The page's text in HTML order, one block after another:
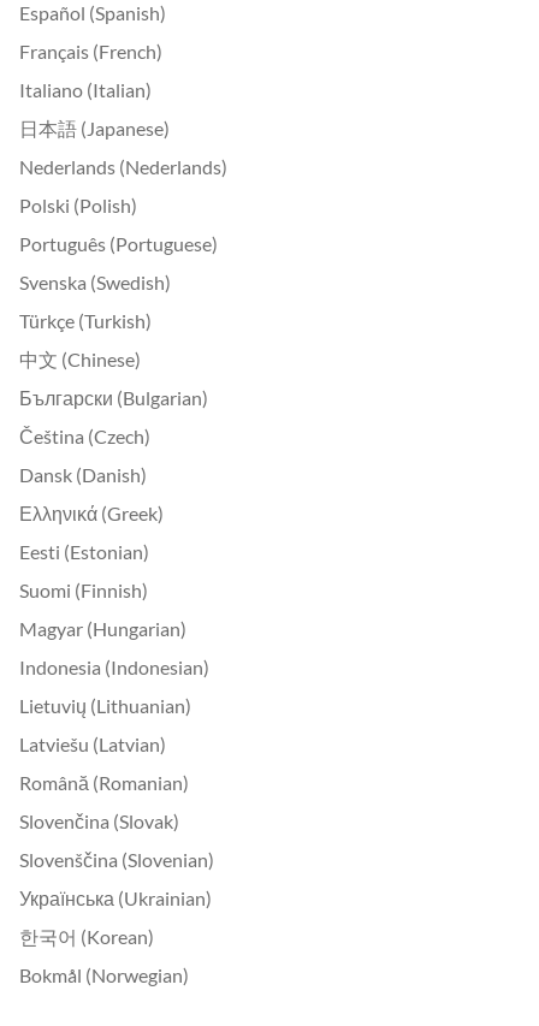
Español (Spanish)
Français (French)
Italiano (Italian)
日本語 (Japanese)
Nederlands (Nederlands)
Polski (Polish)
Português (Portuguese)
Svenska (Swedish)
Türkçe (Turkish)
中文 (Chinese)
Български (Bulgarian)
Čeština (Czech)
Dansk (Danish)
Ελληνικά (Greek)
Eesti (Estonian)
Suomi (Finnish)
Magyar (Hungarian)
Indonesia (Indonesian)
Lietuvių (Lithuanian)
Latviešu (Latvian)
Română (Romanian)
Slovenčina (Slovak)
Slovenščina (Slovenian)
Українська (Ukrainian)
한국어 (Korean)
Bokmål (Norwegian)